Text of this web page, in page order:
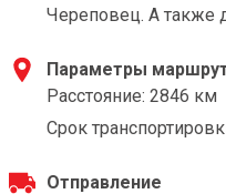
Череповец. А также
Параметры
Расстояние: 2846 км
Срок
Отправление